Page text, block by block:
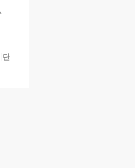
단